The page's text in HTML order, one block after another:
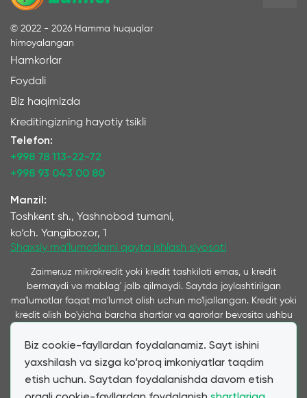
Biz cookie-fayllardan foydalanamiz. Sayt ishini
yaxshilash va sizga ko‘proq imkoniyatlar taqdim
etish uchun. Saytdan foydalanishda davom etish
© 2022 - 2026 Hamma huquqlar
himoyalangan
Hamkorlar
Foydali
Biz haqimizda
Kreditingizning hayotiy tsikli
Telefon:
+998 78 113-22-72
+998 93 043 00 80
Manzil:
Toshkent sh., Yashnobod tumani,
ko‘ch. Yangibozor, 1
Shaxsiy ma'lumotlarni qayta ishlash siyosati
Zaimer.uz mikrokredit yoki kredit tashkiloti emas, u kredit
bermaydi va mablag' jalb qilmaydi. Saytda joylashtirilgan
ma'lumotlar faqat ma'lumot olish uchun mo'ljallangan. Kredit yoki
kredit olish bo'yicha barcha shartlar va qarorlar bevosita ushbu
va ushbu saytda taqdim etiladi. Ta’kidlash joizki, bizning
xizmatimiz orqali taqdim etilayotgan kredit va qarz shartlari
tashkilotlari va banklar tomonidan taqdim etilgan shartlarga